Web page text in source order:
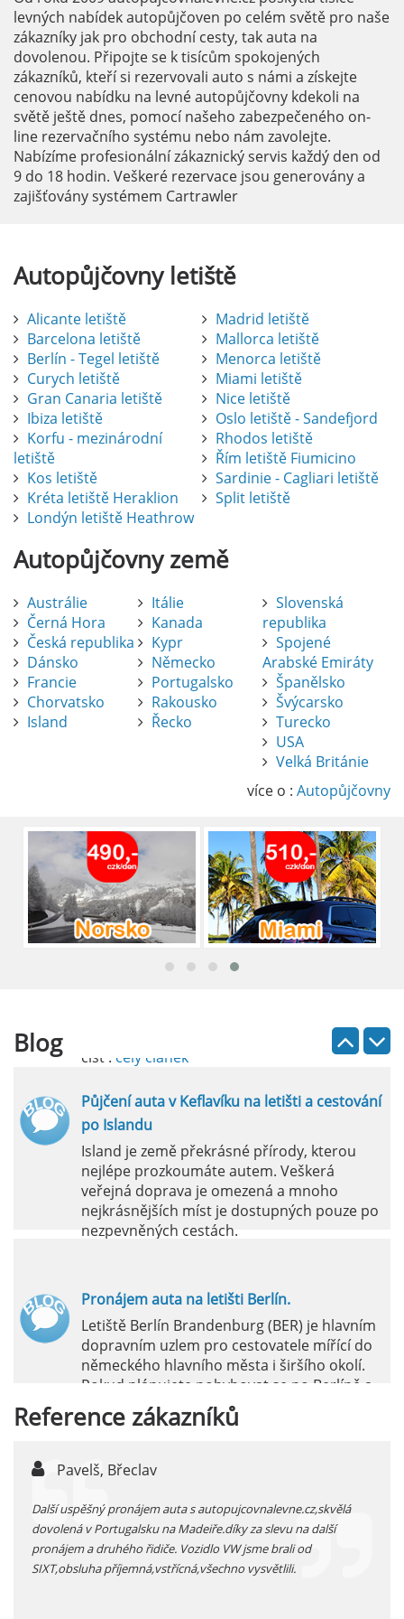
levných nabídek autopůjčoven po celém světě pro naše
zákazníky jak pro obchodní cesty, tak auta na
dovolenou. Připojte se k tisícům spokojených
zákazníků, kteří si rezervovali auto s námi a získejte
cenovou nabídku na levné autopůjčovny kdekoli na
světě ještě dnes, pomocí našeho zabezpečeného on-
line rezervačního systému nebo nám zavolejte.
Nabízíme profesionální zákaznický servis každý den od
9 do 18 hodin. Veškeré rezervace jsou generovány a
zajišťovány systémem Cartrawler
Autopůjčovnyletiště
Alicante letiště
Barcelona letiště
Berlín - Tegel letiště
Curych letiště
Gran Canaria letiště
Ibiza letiště
Korfu - mezinárodní
letiště
Kos letiště
Kréta letiště Heraklion
Londýn letiště Heathrow
Madrid letiště
Mallorca letiště
Menorca letiště
Miami letiště
Nice letiště
Oslo letiště - Sandefjord
Rhodos letiště
Řím letiště Fiumicino
Sardinie - Cagliari letiště
Split letiště
Autopůjčovnyzemě
Austrálie
Černá Hora
Česká republika
Dánsko
Francie
Chorvatsko
Island
Itálie
Kanada
Kypr
Německo
Portugalsko
Rakousko
Řecko
Slovenská
republika
Spojené
Arabské Emiráty
Španělsko
Švýcarsko
Turecko
USA
Velká Británie
více o : Autopůjčovny
Blog
Pronájem auta na letišti Alicante
Půjčení auta na letišti v Alicante je výborný
způsob, jak pohodlně objevovat město i jeho
brána do regionu Costa Blanca, se nachází
přibližně 9 km od centra Alicante.
číst :celý článek
Pronájem auta na letišti Lefkada: Kompletní
průvodce
Půjčení auta na letišti Lefkada je skvělý
číst : celý článek
Půjčení auta v Keflavíku na letišti a cestování
po Islandu
Island je země překrásné přírody, kterou
nejlépe prozkoumáte autem. Veškerá
veřejná doprava je omezená a mnoho
nejkrásnějších míst je dostupných pouze po
nezpevněných cestách.
Pronájem auta na letišti Berlín.
Letiště Berlín Brandenburg (BER) je hlavním
dopravním uzlem pro cestovatele mířící do
německého hlavního města i širšího okolí.
Pokud plánujete pohybovat se po Berlíně a
okolních regionech bez omezení, pronájem
auta přímo na letišti je ideální volbou.
Letiště Marseille, oficiálně známé jako
mezinárodní letiště Marseille-Provence, je
hlavní vstupní branou do regionu Provence
a nachází se přibližně 27 km od centra města
Reference zákazníků
Pavelš, Břeclav
Další uspěšný pronájem auta s autopujcovnalevne.cz,skvělá
dovolená v Portugalsku na Madeiře.díky za slevu na další
pronájem a druhého řidiče. Vozidlo VW jsme brali od
SIXT,obsluha příjemná,vstřícná,všechno vysvětlili.